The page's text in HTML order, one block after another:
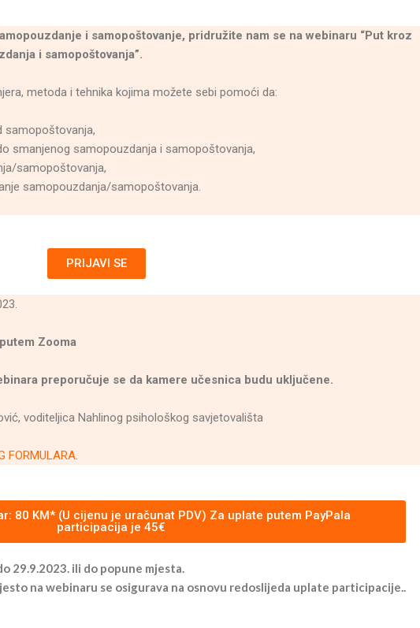
i samopoštovanje, pridružite nam se na webinaru “Put kroz
i samopoštovanja”.
metoda i tehnika kojima možete sebi pomoći da:
samopoštovanja,
smanjenog samopouzdanja i samopoštovanja,
samopoštovanja,
samopouzdanja/samopoštovanja.
PRIJAVI SE
putem Zooma
preporučuje se da kamere učesnica budu uključene.
voditeljica Nahlinog psihološkog savjetovališta
FORMULARA.
80 KM* (U cijenu je uračunat PDV) Za uplate putem PayPala
participacija je 45€
29.9.2023. ili do popune mjesta.
na webinaru se osigurava na osnovu redoslijeda uplate participacije..